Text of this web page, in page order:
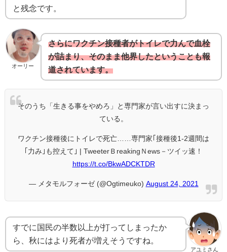
と残念です。
オーリー
さらにワクチン接種者がトイレで力んで血栓
が詰まり、そのまま他界したということも報
道されています。
そのうち「生きる事をやめろ」と専門家が言い出すに決まっ
ている。
ワクチン接種後にトイレで死亡……専門家｢接種後1-2週間は
｢力み｣も控えて｣ | TweeterＢreakingＮews－ツイッ速！
https://t.co/BkwADCKTDR
— メタモルフォーゼ (@Ogtimeuko) August 24, 2021
アユミさん
すでに国民の半数以上が打ってしまったか
ら、秋にはより死者が増えそうですね。